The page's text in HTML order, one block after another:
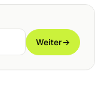
Weiter→